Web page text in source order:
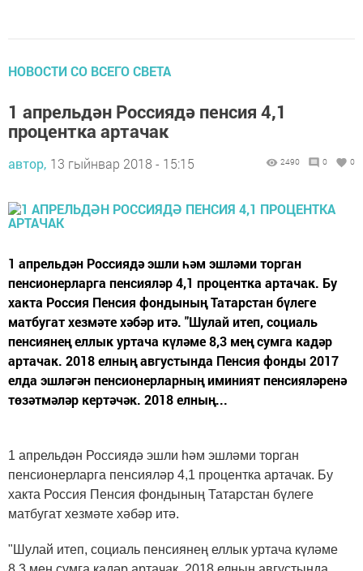
НОВОСТИ СО ВСЕГО СВЕТА
1 апрельдән Россиядә пенсия 4,1
процентка артачак
автор, 13 гыйнвар 2018 - 15:15 2490 0 0
1 апрельдән Россиядә эшли һәм эшләми торган
пенсионерларга пенсияләр 4,1 процентка артачак. Бу
хакта Россия Пенсия фондының Татарстан бүлеге
матбугат хезмәте хәбәр итә. "Шулай итеп, социаль
пенсиянең еллык уртача күләме 8,3 мең сумга кадәр
артачак. 2018 елның августында Пенсия фонды 2017
елда эшләгән пенсионерларның иминият пенсияләренә
төзәтмәләр кертәчәк. 2018 елның...
1 апрельдән Россиядә эшли һәм эшләми торган
пенсионерларга пенсияләр 4,1 процентка артачак. Бу
хакта Россия Пенсия фондының Татарстан бүлеге
матбугат хезмәте хәбәр итә.
"Шулай итеп, социаль пенсиянең еллык уртача күләме